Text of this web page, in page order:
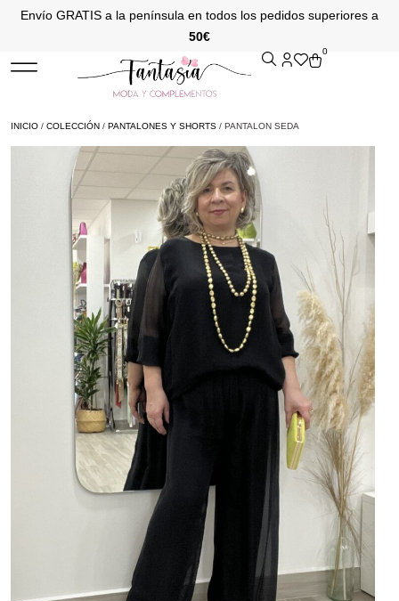
Envío GRATIS a la península en todos los pedidos superiores a
50€
0
INICIO / COLECCIÓN / PANTALONES Y SHORTS / PANTALON SEDA